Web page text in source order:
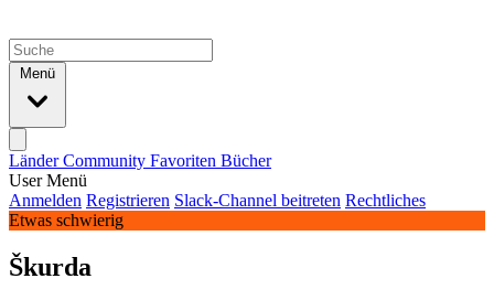
Menü
LänderCommunity Favoriten Bücher
User Menü
Anmelden Registrieren Slack-Channel beitreten Rechtliches
Etwas schwierig
Škurda